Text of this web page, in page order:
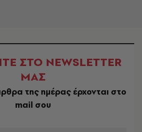
ΣΤΟ NEWSLETTER
ΜΑΣ
της ημέρας έρχονται στο
mail σου